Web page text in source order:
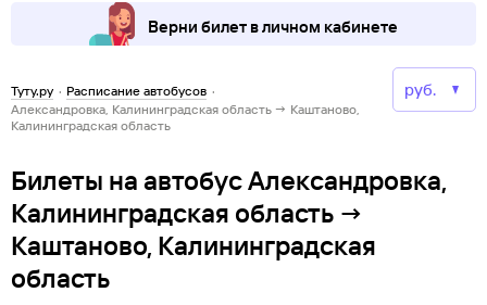
Верни билет в личном кабинете
Туту.ру · Расписание автобусов ·
Александровка, Калининградская область → Каштаново,
Калининградская область
Билеты на автобус Александровка,
Калининградская область →
Каштаново, Калининградская
область